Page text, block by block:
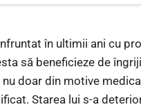
în ultimii ani cu
să beneficieze de
doar din motive
Starea lui s-a